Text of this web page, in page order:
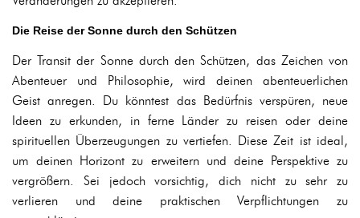
Die Reise der Sonne durch den Schützen
Der Transit der Sonne durch den Schützen, das Zeichen von
Abenteuer und Philosophie, wird deinen abenteuerlichen
Geist anregen. Du könntest das Bedürfnis verspüren, neue
Ideen zu erkunden, in ferne Länder zu reisen oder deine
spirituellen Überzeugungen zu vertiefen. Diese Zeit ist ideal,
um deinen Horizont zu erweitern und deine Perspektive zu
vergrößern. Sei jedoch vorsichtig, dich nicht zu sehr zu
verlieren und deine praktischen Verpflichtungen zu